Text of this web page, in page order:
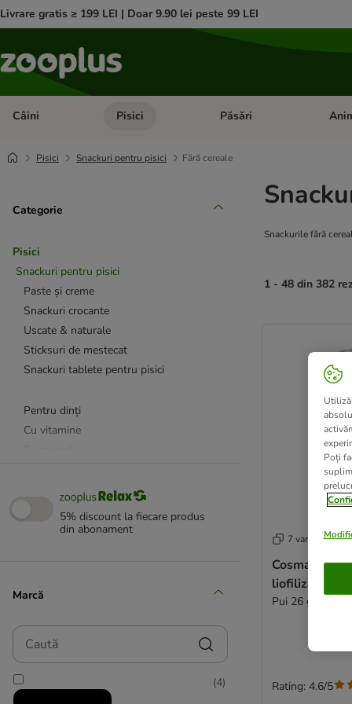
Livrare gratis ≥ 199 LEI | Doar 9.90 lei peste 99 LEI
Câini Deschideți meniul cu categorii: Câini
Pisici Deschideți meniul cu
Păsări
Pisici Snackuri pentru pisici Fără cereale
Categorie
Pisici
Snackuri pentru pisici
Paste și creme
Snackuri crocante
Uscate & naturale
Sticksuri de mestecat
Snackuri tablete pentru pisici
Pentru dinți
Cu vitamine
Pentru piele și blană
Fără cereale
Senior
Cu lapte și brânză
Cu iarba-mâței și plante aromatice
Cu pasăre
5% discount la fiecare produs
din abonament
Marcă
Caută
(4)
Snackurile fără
1 - 48 din 382
7 variante
Cosma
liofilizate
Pui 26 g
Rating: 4.6/5
Poți